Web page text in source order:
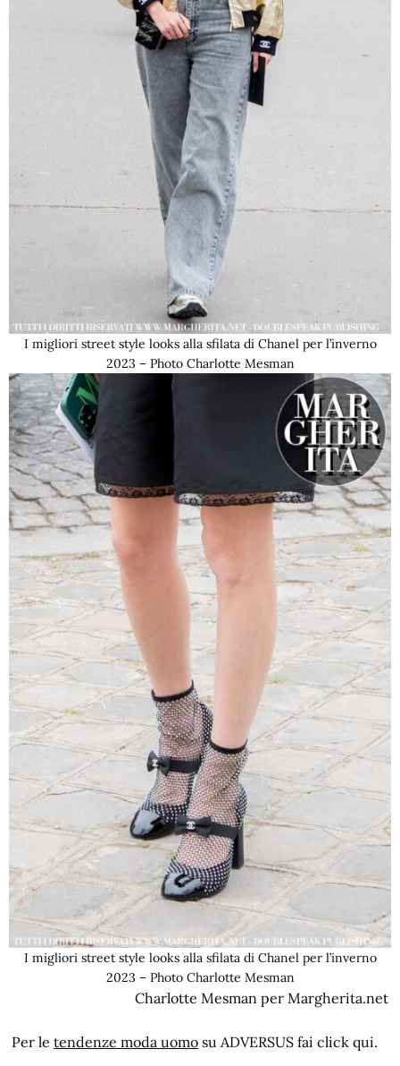
I migliori street style looks alla sfilata di Chanel per l’inverno
2023 – Photo Charlotte Mesman
I migliori street style looks alla sfilata di Chanel per l’inverno
2023 – Photo Charlotte Mesman
Charlotte Mesman per Margherita.net
Per letendenze moda uomo su ADVERSUS fai click qui.